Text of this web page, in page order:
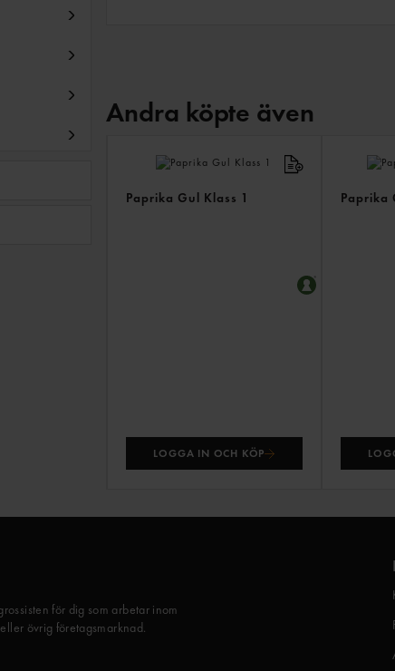
Andra köpte även
Paprika Gul Klass 1
LOGGA IN OCH KÖP
Paprika
för dig som arbetar inom
övrig företagsmarknad.